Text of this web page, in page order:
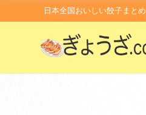
日本全国おいしい餃子まとめ